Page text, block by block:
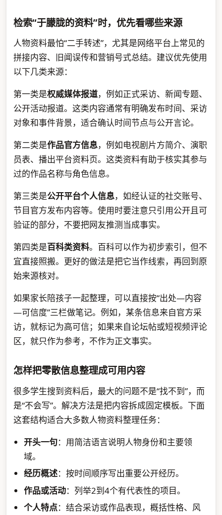
检索“于朦胧的资料”时，优先看哪些来源
人物资料最怕“二手转述”，尤其是网络平台上常见的
拼接内容、旧闻误传和营销号式总结。建议优先使用
以下几类来源：
第一类是权威媒体报道，例如正式采访、新闻专题、
公开活动报道。这类内容通常有明确发布时间、采访
对象和事件背景，适合确认时间节点与公开言论。
第二类是作品官方信息，例如电视剧片方简介、演职
员表、播出平台资料页。这类资料有助于核实其参与
过的作品名称与角色信息。
第三类是公开平台个人信息，如经认证的社交账号、
节目官方发布内容等。使用时要注意只引用公开且可
验证的部分，不要把网友推测当成事实。
第四类是百科类资料。百科可以作为初步索引，但不
宜直接照搬。更好的做法是把它当作线索，再回到原
始来源核对。
如果家长陪孩子一起整理，可以直接按“出处—内容
—可信度”三栏做笔记。例如，某条信息来自官方采
访，就标记为高可信；如果来自论坛帖或短视频评论
区，就只作为参考，不作为正文事实。
怎样把零散信息整理成可用内容
很多学生搜到资料后，最大的问题不是“找不到”，而
是“不会写”。解决方法是把内容拆成固定模板。下面
这套结构适合大多数人物资料整理任务：
开头一句：用简洁语言说明人物身份和主要领
域。
经历概述：按时间顺序写出重要公开经历。
作品或活动：列举2到4个有代表性的项目。
个人特点：结合采访或作品表现，概括性格、风